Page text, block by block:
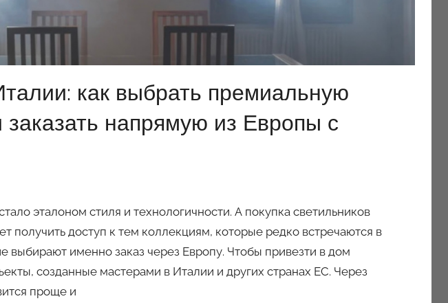
как выбрать премиальную
напрямую из Европы с
эталоном стиля и технологичности. А покупка светильников
получить доступ к тем коллекциям, которые редко встречаются в
выбирают именно заказ через Европу. Чтобы привезти в дом
созданные мастерами в Италии и других странах ЕС. Через
проще и